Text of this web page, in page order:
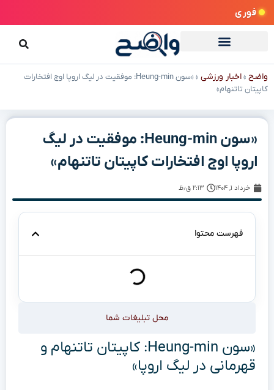
فوری
واضح »اخبار ورزشی »
«سون Heung-min: موفقیت در لیگ اروپا اوج افتخارات
کاپیتان تاتنهام»
«سون Heung-min: موفقیت در لیگ
اروپا اوج افتخارات کاپیتان تاتنهام»
خرداد ۱, ۱۴۰۴ ۲:۱۳ ق٫ظ
فهرست محتوا
محل تبلیغات شما
«سون Heung-min: کاپیتان تاتنهام و
قهرمانی در لیگ اروپا»